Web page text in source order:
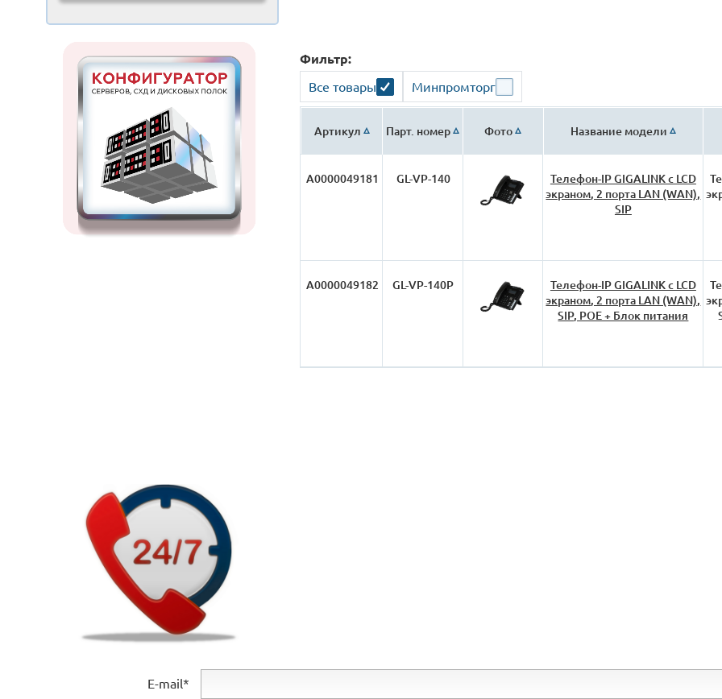
Фильтр:
Все товары Минпромторг
Артикул Парт. номер Фото Название модели
А0000049181 GL-VP-140
Телефон-IP GIGALINK с LCD
экраном, 2 порта LAN (WAN),
SIP
А0000049182 GL-VP-140P
Телефон-IP GIGALINK с LCD
экраном, 2 порта LAN (WAN),
SIP, POE + Блок питания
E-mail*